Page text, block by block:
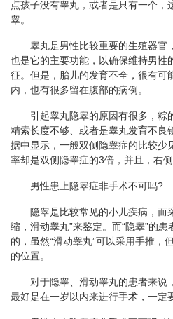
点孩子没有睾丸，或者是只有一个，
睾。
睾丸是男性比较重要的生殖器官
也是它的主要功能，以确保维持男性
征。但是，胎儿的发育不全，很有可
内，也有很多留在腹部的病例。
引起睾丸隐睾的原因有很多，粽
精索长度不够、或者是睾丸发育不良
据中显示，一般双侧隐睾症的比较少
率却是双侧隐睾症的3倍，并且，右
男性患上隐睾症非手术不可吗?
隐睾是比较常见的小儿疾病，而
缩，滑动睾丸”来鉴定。而“隐睾”的
的，虽然“滑动睾丸”可以采用手推，
的位置。
对于隐睾、滑动睾丸的患者来说
最好是在一岁以内来进行手术，一定